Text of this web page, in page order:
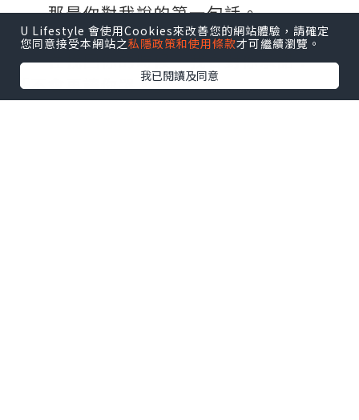
那是你對我說的第一句話。
在找回你的時候，我會對你承諾：
「不會再讓你哭。」
U Lifestyle 會使用Cookies來改善您的網站體驗，請確定
您同意接受本網站之私隱政策和使用條款才可繼續瀏覽。
我已閱讀及同意